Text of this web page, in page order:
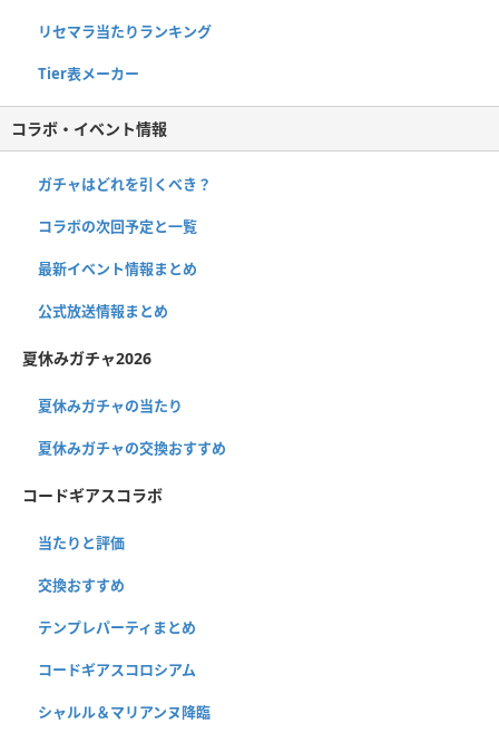
リセマラ当たりランキング
Tier表メーカー
コラボ・イベント情報
ガチャはどれを引くべき？
コラボの次回予定と一覧
最新イベント情報まとめ
公式放送情報まとめ
夏休みガチャ2026
夏休みガチャの当たり
夏休みガチャの交換おすすめ
コードギアスコラボ
当たりと評価
交換おすすめ
テンプレパーティまとめ
コードギアスコロシアム
シャルル＆マリアンヌ降臨